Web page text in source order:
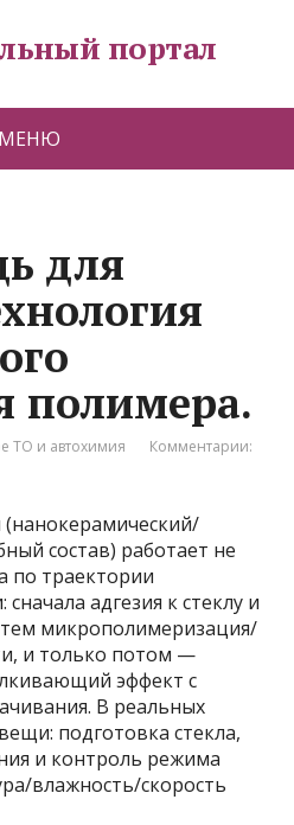
портал
МЕНЮ
для
полимера.
ТО и автохимия
Комментарии:
состав) работает не
по траектории
адгезия к стеклу и
микрополимеризация/
и только потом —
эффект с
В реальных
подготовка стекла,
и контроль режима
влажность/скорость